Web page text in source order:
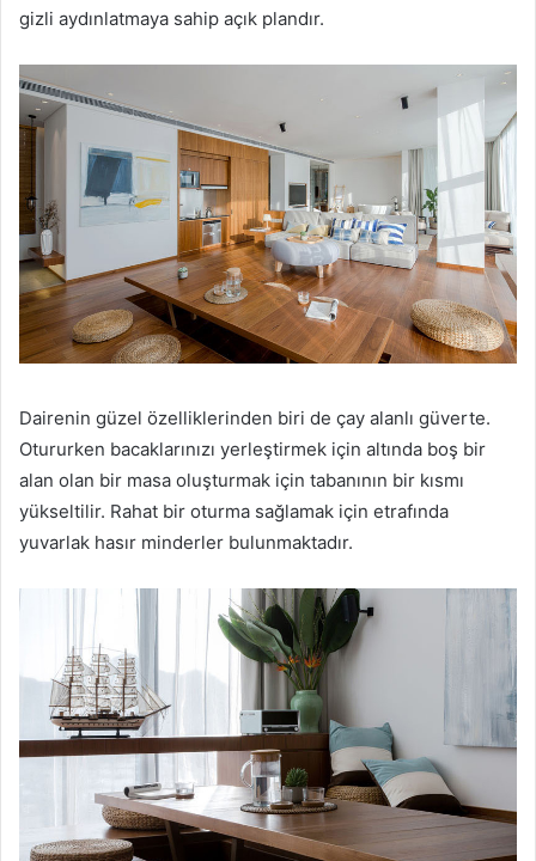
gizli aydınlatmaya sahip açık plandır.
Dairenin güzel özelliklerinden biri de çay alanlı güverte.
Otururken bacaklarınızı yerleştirmek için altında boş bir
alan olan bir masa oluşturmak için tabanının bir kısmı
yükseltilir. Rahat bir oturma sağlamak için etrafında
yuvarlak hasır minderler bulunmaktadır.